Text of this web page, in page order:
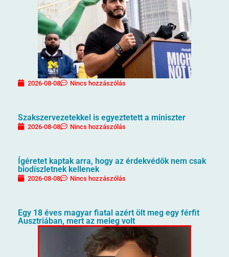
2026-08-08 Nincs hozzászólás
Szakszervezetekkel is egyeztetett a miniszter
2026-08-08 Nincs hozzászólás
Ígéretet kaptak arra, hogy az érdekvédők nem csak
biodíszletnek kellenek
2026-08-08 Nincs hozzászólás
Egy 18 éves magyar fiatal azért ölt meg egy férfit
Ausztriában, mert az meleg volt